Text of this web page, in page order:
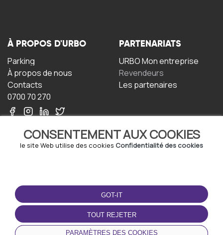
CONSENTEMENT AUX COOKIES
le site Web utilise des cookies Confidentialité des cookies
GOT-IT
TOUT REJETER
PARAMÈTRES DES COOKIES
À PROPOS D'URBO
Parking
À propos de nous
Contacts
0700 70 270
PARTENARIATS
URBO Mon entreprise
Revendeurs
Les partenaires
TERMS-OF-USE
Termes et conditions
Politique de confidentialité
Politique relative aux
cookies
TÉLÉCHARGEZ
L'APPLICATION